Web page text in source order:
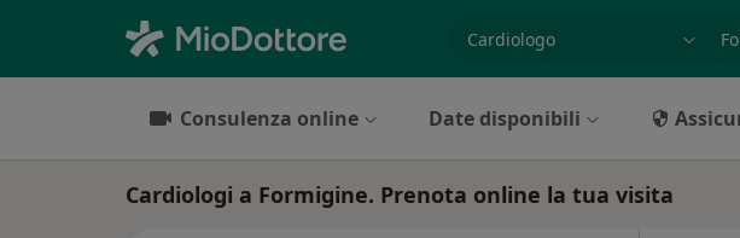
Consulenza online Date disponibili
Cardiologi a Formigine. Prenota online la tua visita